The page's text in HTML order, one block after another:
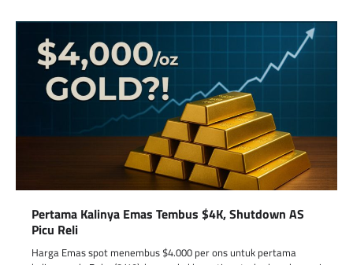
Pertama Kalinya Emas Tembus $4K, Shutdown AS
Picu Reli
Harga Emas spot menembus $4.000 per ons untuk pertama